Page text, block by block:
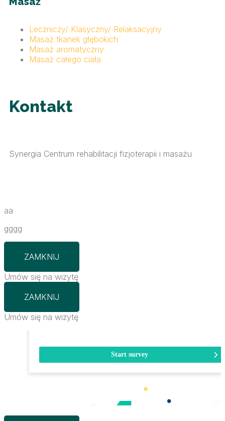
Leczniczy/ Klasyczny/ Relaksacyjny
Masaż tkanek głębokich
Masaż aromatyczny
Masaż całego ciała
Kontakt
Synergia Centrum rehabilitacji fizjoterapii i masażu
aa
gggg
ZAMKNIJ
Umów się na wizytę
ZAMKNIJ
Umów się na wizytę